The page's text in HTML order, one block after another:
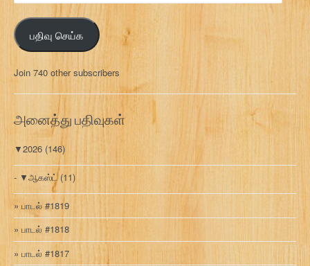
ன
ஞ்
ச
ல்
க
வ
பதிவு செய்க
Join 740 other subscribers
அனைத்து பதிவுகள்
▼2026 (146)
▼ஆகஸ்ட்(11)
பாடல் #1819
பாடல் #1818
பாடல் #1817